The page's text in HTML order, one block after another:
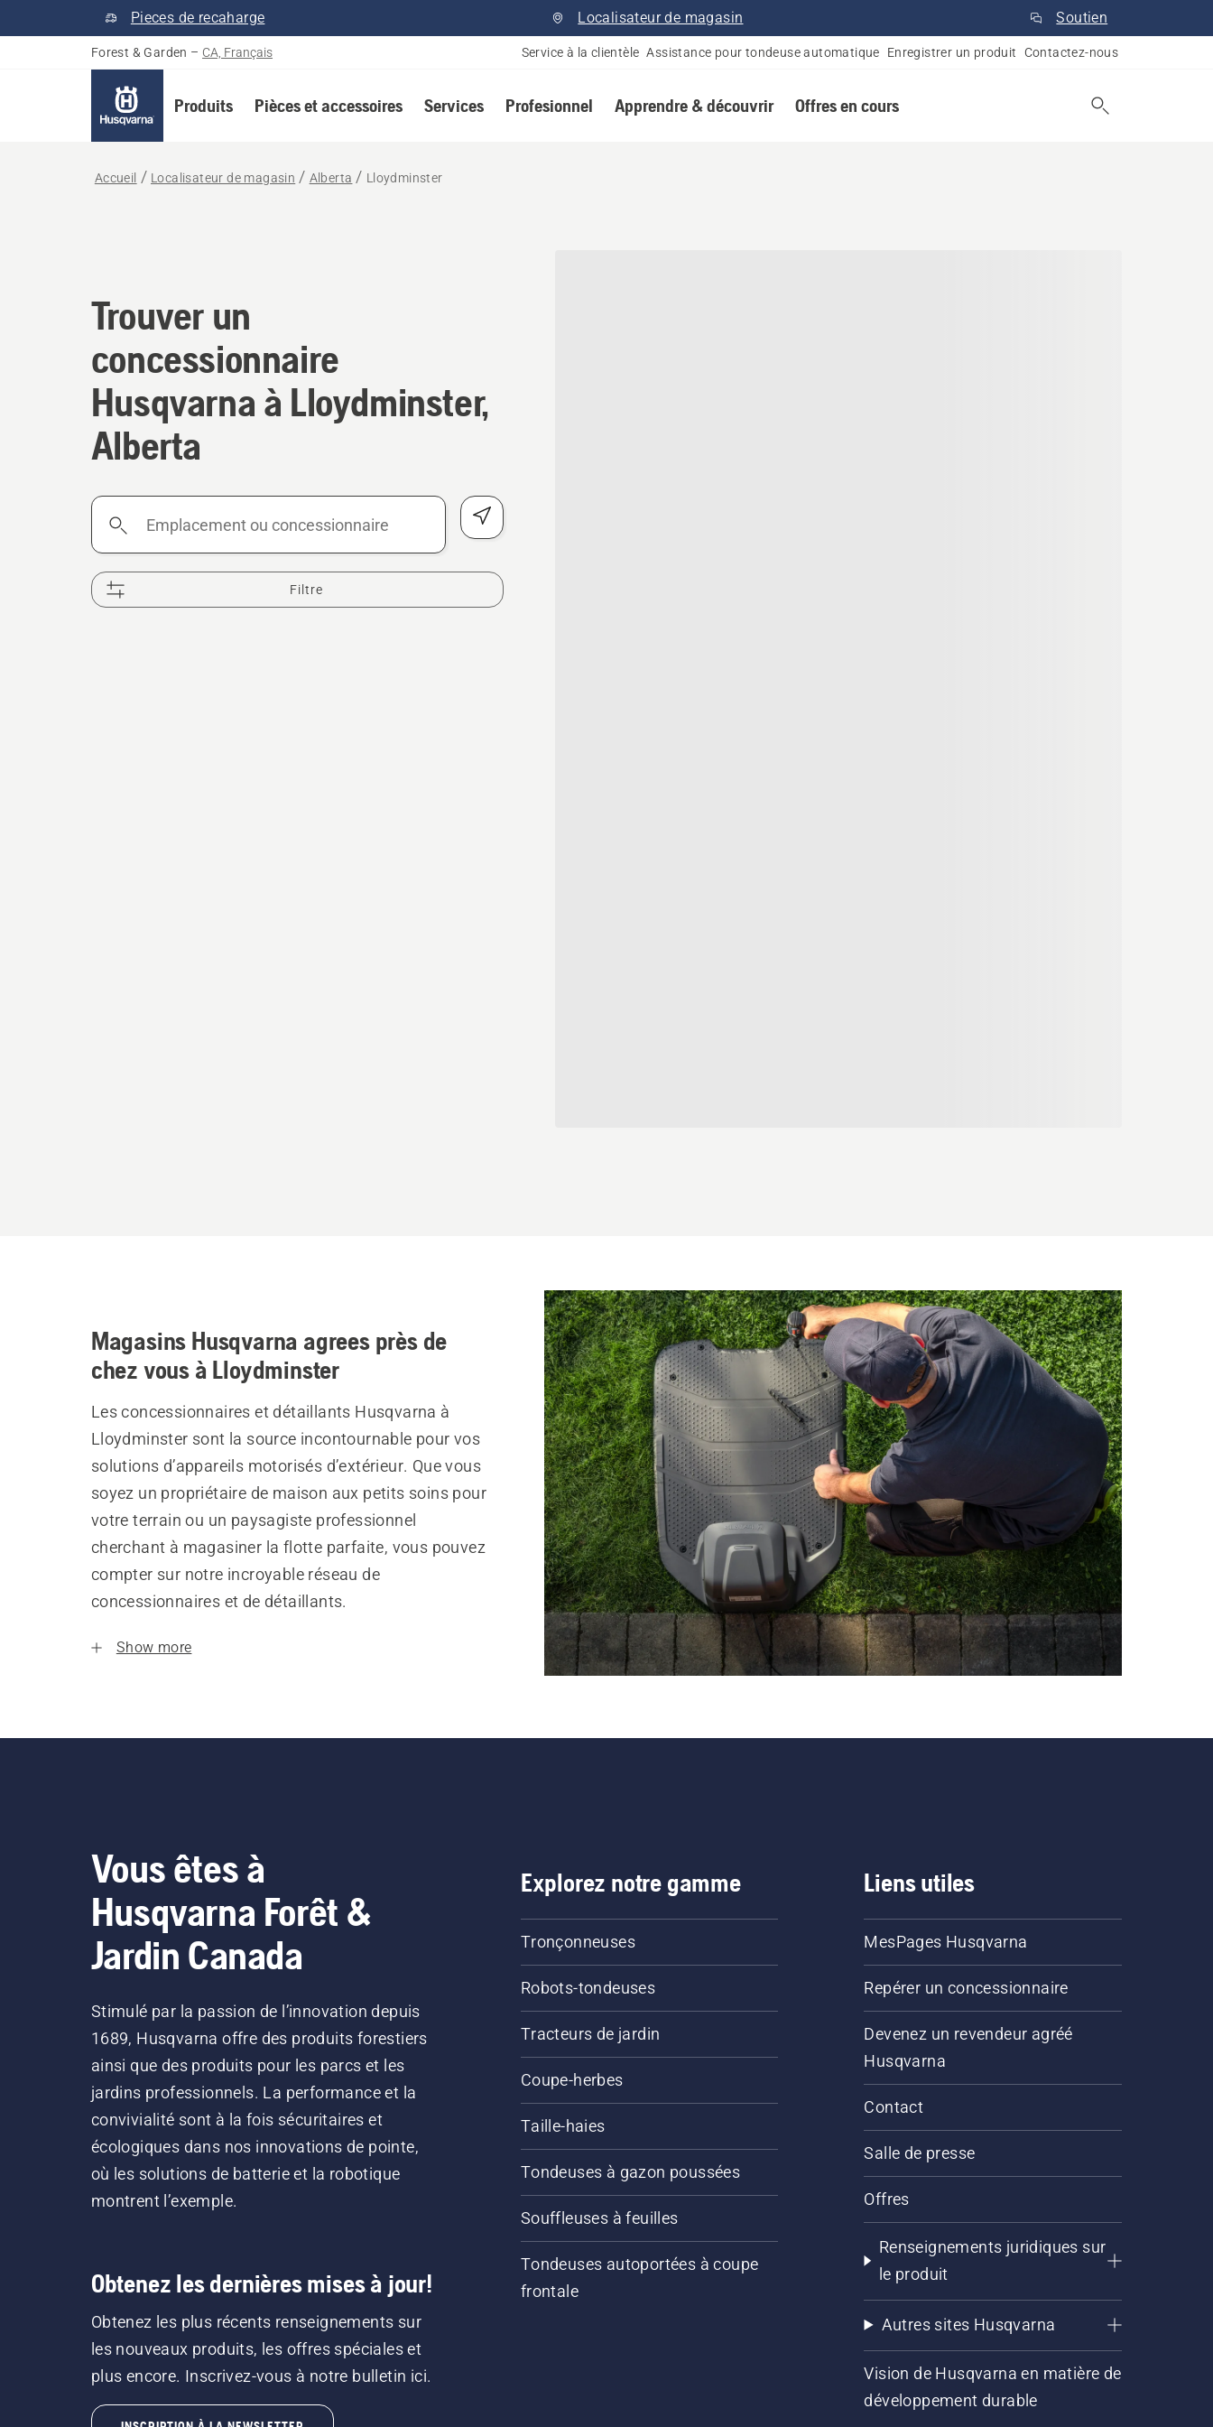
Pieces de recaharge Localisateur de magasin Soutien
Forest & Garden – CA, Français Service à la clientèle Assistance pour tondeuse automatique Enregistrer un produit Contactez-nous
Produits Pièces et accessoires Services Profesionnel Apprendre & découvrir Offres en cours
Accueil Localisateur de magasin Alberta Lloydminster
Trouver un concessionnaire Husqvarna à Lloydminster, Alberta
Trouver un
concessionnaire
Husqvarna à Lloydminster,
Alberta
Emplacement
Filtre
Magasins Husqvarna agrees près de
chez vous à Lloydminster
Les concessionnaires et détaillants Husqvarna à
Lloydminster sont la source incontournable pour vos
solutions d’appareils motorisés d’extérieur. Que vous
soyez un propriétaire de maison aux petits soins pour
votre terrain ou un paysagiste professionnel
cherchant à magasiner la flotte parfaite, vous pouvez
compter sur notre incroyable réseau de
concessionnaires et de détaillants.
Show more
Vous êtes à
Husqvarna Forêt &
Jardin Canada
Stimulé par la passion de l’innovation depuis
1689, Husqvarna offre des produits forestiers
ainsi que des produits pour les parcs et les
jardins professionnels. La performance et la
convivialité sont à la fois sécuritaires et
écologiques dans nos innovations de pointe,
où les solutions de batterie et la robotique
montrent l’exemple.
Obtenez les dernières mises à jour!
Obtenez les plus récents renseignements sur
les nouveaux produits, les offres spéciales et
plus encore. Inscrivez-vous à notre bulletin ici.
Explorez notre gamme
Tronçonneuses
Robots-tondeuses
Tracteurs de jardin
Coupe-herbes
Taille-haies
Tondeuses à gazon poussées
Souffleuses à feuilles
Tondeuses autoportées à coupe
frontale
Liens utiles
MesPages Husqvarna
Repérer un concessionnaire
Devenez un revendeur agréé
Husqvarna
Contact
Salle de presse
Offres
Renseignements juridiques sur
le produit
Autres sites Husqvarna
Vision de Husqvarna en matière de
développement durable